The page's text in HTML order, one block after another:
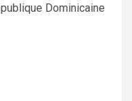
Dominicaine